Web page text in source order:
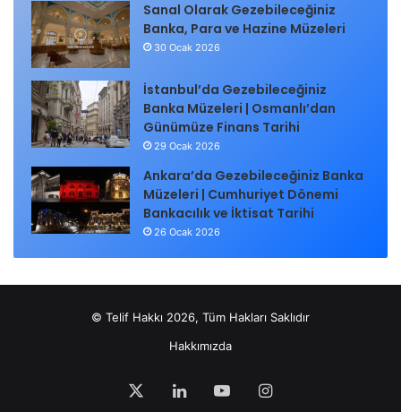
Sanal Olarak Gezebileceğiniz
Banka, Para ve Hazine Müzeleri
30 Ocak 2026
İstanbul’da Gezebileceğiniz
Banka Müzeleri | Osmanlı’dan
Günümüze Finans Tarihi
29 Ocak 2026
Ankara’da Gezebileceğiniz Banka
Müzeleri | Cumhuriyet Dönemi
Bankacılık ve İktisat Tarihi
26 Ocak 2026
© Telif Hakkı 2026, Tüm Hakları Saklıdır
Hakkımızda
LinkedInYouTubeInstagram